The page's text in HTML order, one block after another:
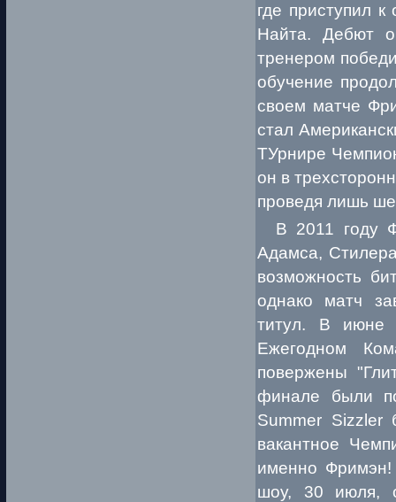
где приступил
Найта. Дебют
тренером
обучение
своем матче
стал
ТУрнире
он в
проведя лишь
В 2011 году
Адамса,
возможность
однако матч
титул. В июне
Ежегодном
повержены
финале были
Summer Sizzler
вакантное
именно
шоу, 30 июля,